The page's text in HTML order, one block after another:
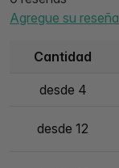
Agregue su reseña
Cantidad
desde 4
desde 12